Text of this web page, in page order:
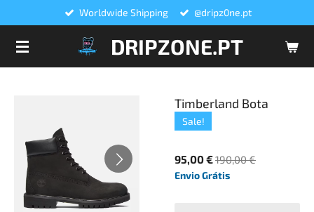
DRIPZONE.PT
Worldwide Shipping @dripz0ne.pt
Timberland Bota
Sale!
95,00 €190,00 €
Envio Grátis